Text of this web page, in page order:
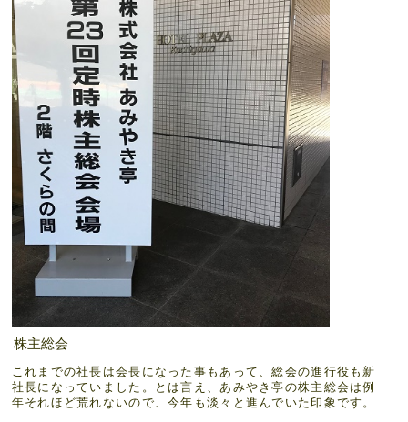
株主総会
これまでの社長は会長になった事もあって、総会の進行役も新
社長になっていました。とは言え、あみやき亭の株主総会は例
年それほど荒れないので、今年も淡々と進んでいた印象です。